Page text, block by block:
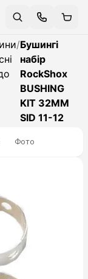
/Бушингі
набір
RockShox
BUSHING
KIT 32MM
SID 11-12
Фото